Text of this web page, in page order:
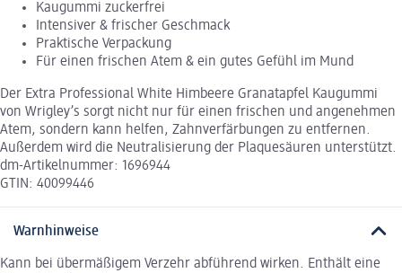
Kaugummi zuckerfrei
Intensiver & frischer Geschmack
Praktische Verpackung
Für einen frischen Atem & ein gutes Gefühl im Mund
Der Extra Professional White Himbeere Granatapfel Kaugummi
von Wrigley’s sorgt nicht nur für einen frischen und angenehmen
Atem, sondern kann helfen, Zahnverfärbungen zu entfernen.
Außerdem wird die Neutralisierung der Plaquesäuren unterstützt.
dm-Artikelnummer: 1696944
GTIN: 40099446
Warnhinweise
Kann bei übermäßigem Verzehr abführend wirken. Enthält eine